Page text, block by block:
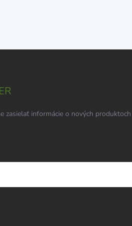
zasielať informácie o nových